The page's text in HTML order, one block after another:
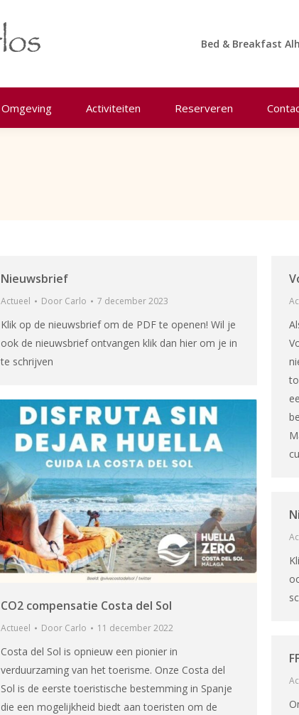
Bed & Breakfast
Omgeving Activiteiten Reserveren
Nieuwsbrief
Actueel Door Carlo 7 december 2023
Klik op de nieuwsbrief om de PDF te openen! Wil je
ook de nieuwsbrief ontvangen klik dan hier om je in
te schrijven
CO2 compensatie Costa del Sol
Actueel Door Carlo 11 december 2022
Costa del Sol is opnieuw een pionier in
verduurzaming van het toerisme. Onze Costa del
Sol is de eerste toeristische bestemming in Spanje
die een mogelijkheid biedt aan toeristen om de